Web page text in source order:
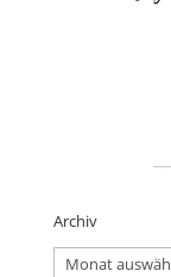
Archiv
Archiv